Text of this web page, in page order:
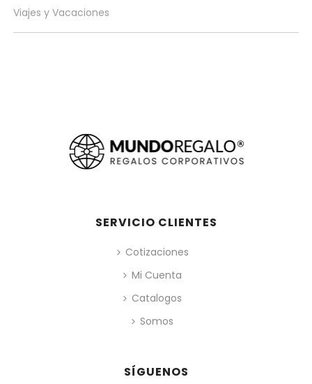
Viajes y Vacaciones
SERVICIO CLIENTES
Cotizaciones
Mi Cuenta
Catalogos
Somos
SÍGUENOS